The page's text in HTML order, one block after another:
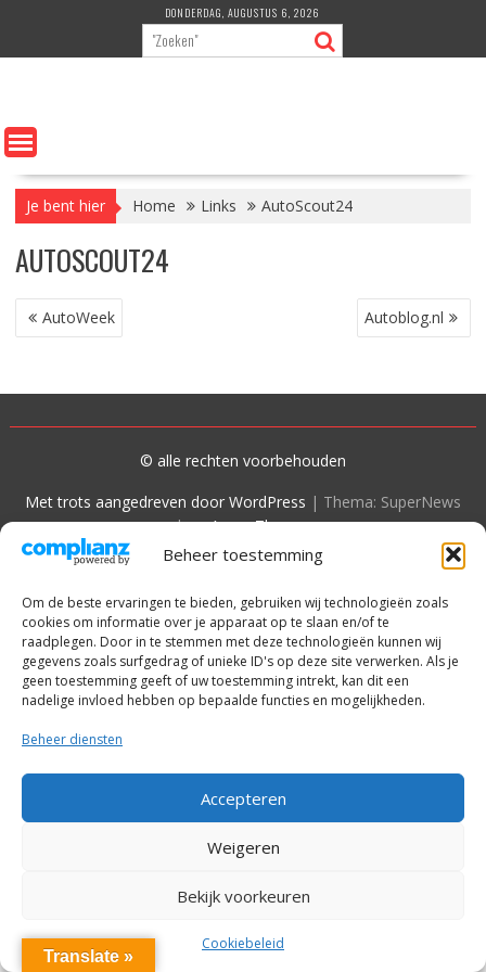
Beheer toestemming
Om de beste ervaringen te bieden, gebruiken wij technologieën zoals
cookies om informatie over je apparaat op te slaan en/of te
raadplegen. Door in te stemmen met deze technologieën kunnen wij
gegevens zoals surfgedrag of unieke ID's op deze site verwerken. Als je
geen toestemming geeft of uw toestemming intrekt, kan dit een
nadelige invloed hebben op bepaalde functies en mogelijkheden.
Beheer diensten
Accepteren
Weigeren
Bekijk voorkeuren
Cookiebeleid
de
DONDERDAG, AUGUSTUS 6, 2026
Je bent hier Home Links AutoScout24
AUTOSCOUT24
BERICHT
NAVIGATIE
AutoWeek Autoblog.nl
© alle rechten voorbehouden
Met trots aangedreven door WordPress | Thema: SuperNews
doorAcme Themes
Translate »